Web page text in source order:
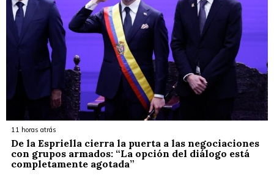
11 horas atrás
De la Espriella cierra la puerta a las negociaciones
con grupos armados: “La opción del diálogo está
completamente agotada”